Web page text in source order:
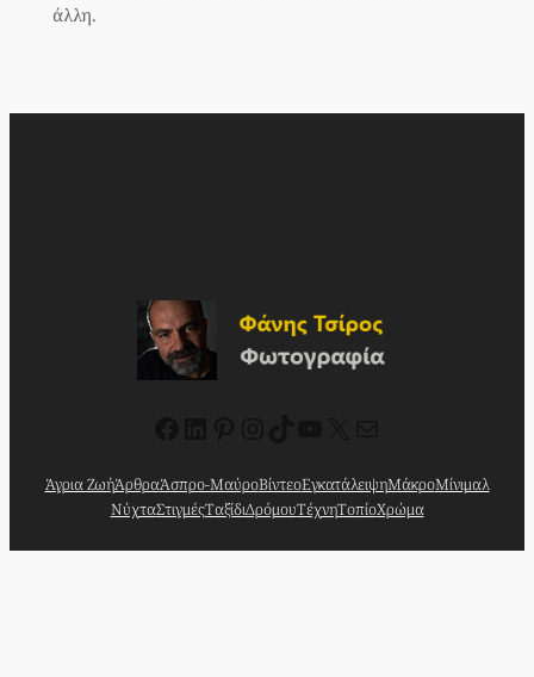
άλλη.
Άγρια ΖωήΆρθραΆσπρο-ΜαύροΒίντεοΕγκατάλειψηΜάκροΜίνιμαλ
ΝύχταΣτιγμέςΤαξίδιΔρόμουΤέχνηΤοπίοΧρώμα